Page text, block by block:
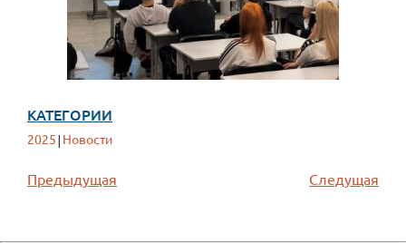
КАТЕГОРИИ
2025| Новости
Предыдущая Следущая